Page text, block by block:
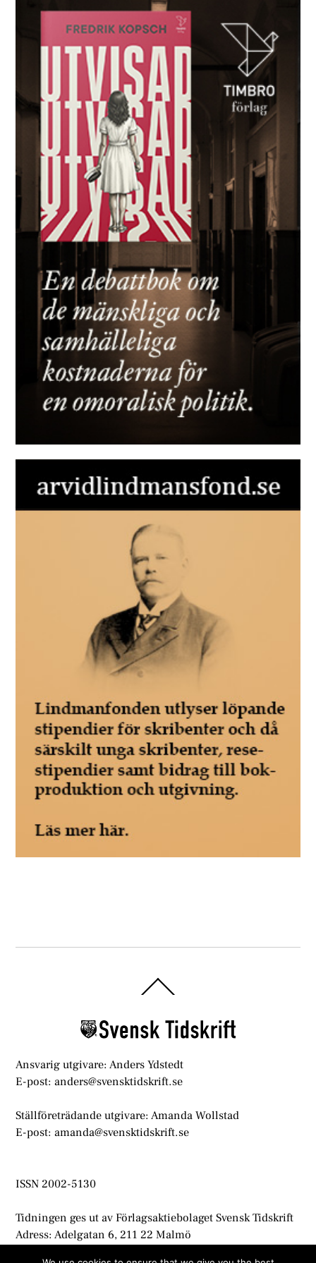
To
Ansvarig utgivare: Anders Ydstedt
E-post: anders@svensktidskrift.se
Ställföreträdande utgivare: Amanda Wollstad
E-post: amanda@svensktidskrift.se
ISSN 2002-5130
Tidningen ges ut av Förlagsaktiebolaget Svensk Tidskrift
Adress: Adelgatan 6, 211 22 Malmö